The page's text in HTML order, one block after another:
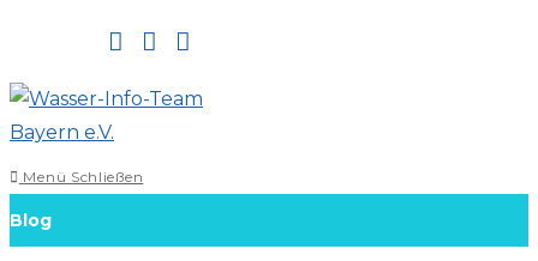
springen
Menü Schließen
Blog